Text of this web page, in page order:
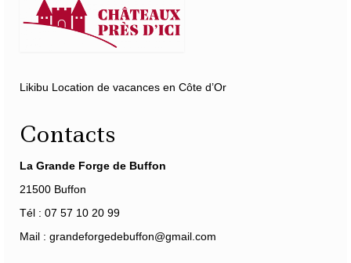
Likibu Location de vacances en Côte d’Or
Contacts
La Grande Forge de Buffon
21500 Buffon
Tél : 07 57 10 20 99
Mail : grandeforgedebuffon@gmail.com